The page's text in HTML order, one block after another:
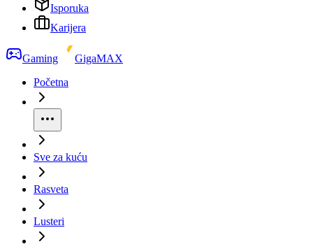
Isporuka
Karijera
Gaming
GigaMAX
Početna
Sve za kuću
Rasveta
Lusteri